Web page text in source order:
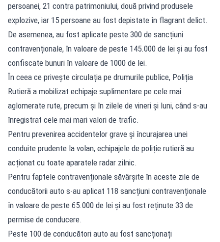
persoanei, 21 contra patrimoniului, două privind produsele
explozive, iar 15 persoane au fost depistate în flagrant delict.
De asemenea, au fost aplicate peste 300 de sancțiuni
contravenționale, în valoare de peste 145.000 de lei şi au fost
confiscate bunuri în valoare de 1000 de lei.
În ceea ce privește circulația pe drumurile publice, Poliția
Rutieră a mobilizat echipaje suplimentare pe cele mai
aglomerate rute, precum și în zilele de vineri și luni, când s-au
înregistrat cele mai mari valori de trafic.
Pentru prevenirea accidentelor grave și încurajarea unei
conduite prudente la volan, echipajele de poliție rutieră au
acționat cu toate aparatele radar zilnic.
Pentru faptele contravenționale săvârșite în aceste zile de
conducătorii auto s-au aplicat 118 sancțiuni contravenționale
în valoare de peste 65.000 de lei şi au fost reținute 33 de
permise de conducere.
Peste 100 de conducători auto au fost sancționați